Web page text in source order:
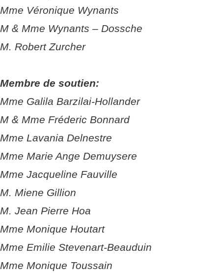
Mme Véronique Wynants
M & Mme Wynants – Dossche
M. Robert Zurcher
Membre de soutien:
Mme Galila Barzilai-Hollander
M & Mme Fréderic Bonnard
Mme Lavania Delnestre
Mme Marie Ange Demuysere
Mme Jacqueline Fauville
M. Miene Gillion
M. Jean Pierre Hoa
Mme Monique Houtart
Mme Emilie Stevenart-Beauduin
Mme Monique Toussain